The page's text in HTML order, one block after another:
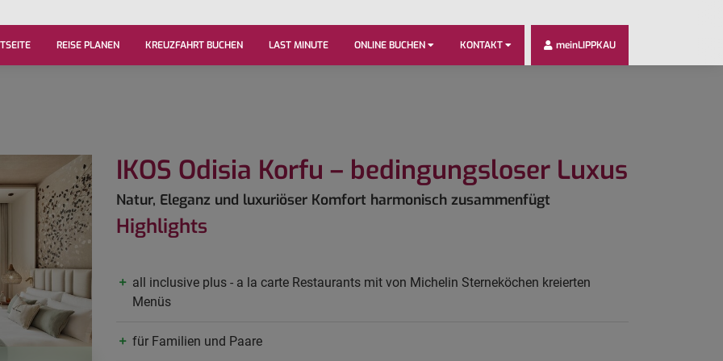
REISE PLANEN KREUZFAHRT BUCHEN LAST MINUTE ONLINE BUCHEN KONTAKT meinLIPPKAU
IKOS Odisia Korfu – bedingungsloser Luxus
Natur, Eleganz und luxuriöser Komfort harmonisch zusammenfügt
Highlights
all inclusive plus - a la carte Restaurants mit von Michelin Sterneköchen kreierten
Menüs
für Familien und Paare